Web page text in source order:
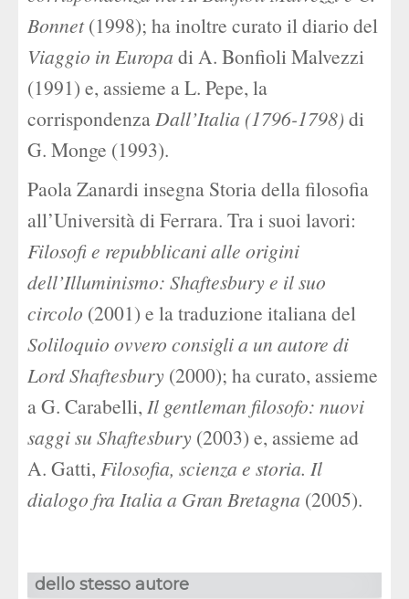
Bonnet(1998); ha inoltre curato il diario del
Viaggio in Europa di A. Bonfioli Malvezzi
(1991) e, assieme a L. Pepe, la
corrispondenzaDall’Italia (1796-1798)di
G. Monge (1993).
Paola Zanardi insegna Storia della filosofia
all’Università di Ferrara. Tra i suoi lavori:
Filosofi e repubblicani alle origini
dell’Illuminismo: Shaftesbury e il suo
circolo (2001) e la traduzione italiana del
Soliloquio ovvero consigli a un autore di
Lord Shaftesbury (2000); ha curato, assieme
a G. Carabelli, Il gentleman filosofo: nuovi
saggi su Shaftesbury (2003) e, assieme ad
A. Gatti, Filosofia, scienza e storia. Il
dialogo fra Italia a Gran Bretagna (2005).
dello stesso autore